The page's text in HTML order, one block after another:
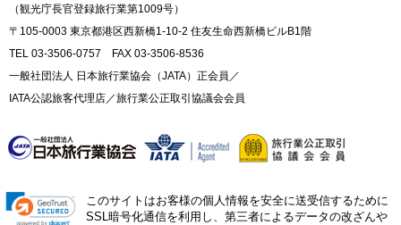
（観光庁長官登録旅行業第1009号）
〒105-0003 東京都港区西新橋1-10-2 住友生命西新橋ビルB1階
TEL 03-3506-0757 FAX 03-3506-8536
一般社団法人 日本旅行業協会（JATA）正会員／
IATA公認旅客代理店／旅行業公正取引協議会会員
このサイトはお客様の個人情報を安全に送受信するために
SSL暗号化通信を利用し、第三者によるデータの改ざんや